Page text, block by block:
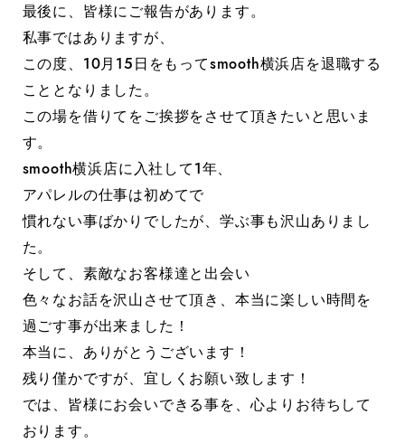
最後に、皆様にご報告があります。
私事ではありますが、
この度、10月15日をもってsmooth横浜店を退職する
こととなりました。
この場を借りてをご挨拶をさせて頂きたいと思いま
す。
smooth横浜店に入社して1年、
アパレルの仕事は初めてで
慣れない事ばかりでしたが、学ぶ事も沢山ありまし
た。
そして、素敵なお客様達と出会い
色々なお話を沢山させて頂き、本当に楽しい時間を
過ごす事が出来ました！
本当に、ありがとうございます！
残り僅かですが、宜しくお願い致します！
では、皆様にお会いできる事を、心よりお待ちして
おります。